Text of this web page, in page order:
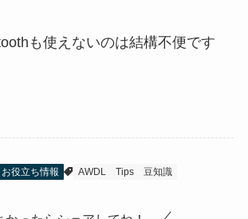
も使えないのは結構不便です
お役立ち情報 AWDL Tips 豆知識